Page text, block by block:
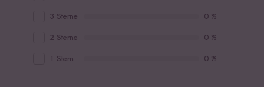
3 Sterne 0 %
2 Sterne 0 %
1 Stern 0 %